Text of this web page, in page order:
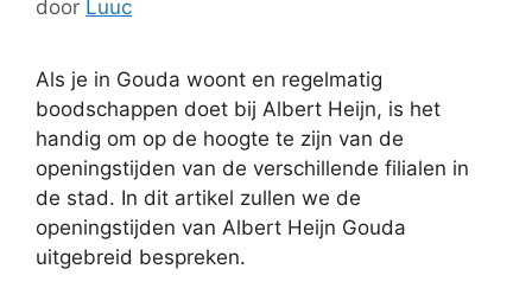
door Luuc
Als je in Gouda woont en regelmatig
boodschappen doet bij Albert Heijn, is het
handig om op de hoogte te zijn van de
openingstijden van de verschillende filialen in
de stad. In dit artikel zullen we de
openingstijden van Albert Heijn Gouda
uitgebreid bespreken.